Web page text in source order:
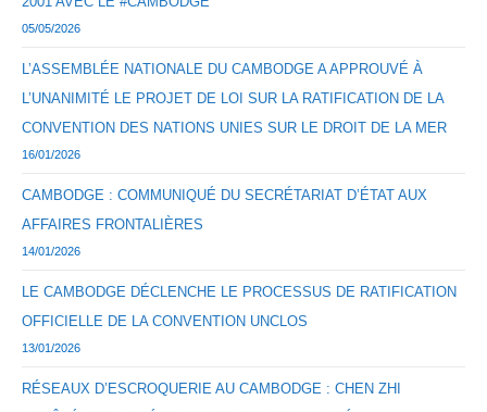
05/05/2026
L’ASSEMBLÉE NATIONALE DU CAMBODGE A APPROUVÉ À
L’UNANIMITÉ LE PROJET DE LOI SUR LA RATIFICATION DE LA
CONVENTION DES NATIONS UNIES SUR LE DROIT DE LA MER
16/01/2026
CAMBODGE : COMMUNIQUÉ DU SECRÉTARIAT D’ÉTAT AUX
AFFAIRES FRONTALIÈRES
14/01/2026
LE CAMBODGE DÉCLENCHE LE PROCESSUS DE RATIFICATION
OFFICIELLE DE LA CONVENTION UNCLOS
13/01/2026
RÉSEAUX D’ESCROQUERIE AU CAMBODGE : CHEN ZHI